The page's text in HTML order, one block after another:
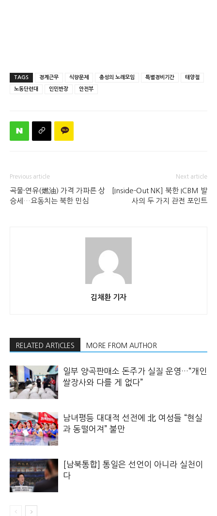
TAGS 경계근무 식량문제 충성의 노래모임 특별경비기간 태양절
노동단련대 인민반장 안전부
Previous article
곡물·연유(燃油) 가격 가파른 상
승세…요동치는 북한 민심
Next article
[Inside-Out NK] 북한 ICBM 발
사의 두 가지 관전 포인트
김채환 기자
RELATED ARTICLES MORE FROM AUTHOR
일부 양곡판매소 돈주가 실질 운영…“개인
쌀장사와 다를 게 없다”
남녀평등 대대적 선전에 北 여성들 “현실
과 동떨어져” 불만
[남북통합] 통일은 선언이 아니라 실천이
다